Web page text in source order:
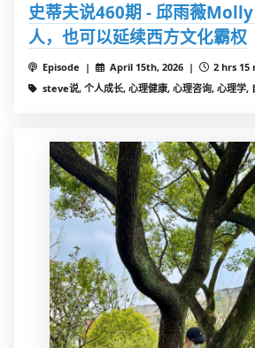
史蒂夫说460期 - 邱雨薇
人，也可以延续西方文化霸权
Episode | April 15th, 2026 |
2 hrs 15
steve说, 个人成长, 心理健康, 心理咨询, 心理学,